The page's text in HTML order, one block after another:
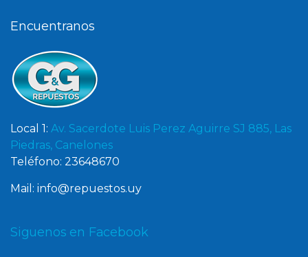
Encuentranos
Local 1: Av. Sacerdote Luis Perez Aguirre SJ 885, Las
Piedras, Canelones
Teléfono: 23648670
Mail: info@repuestos.uy
Siguenos en Facebook